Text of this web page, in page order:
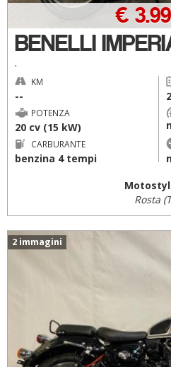
BENELLI
.
€
KM
--
POTENZA
20 cv (15 kW)
CARBURANTE
benzina 4 tempi
Rosta
2 immagini